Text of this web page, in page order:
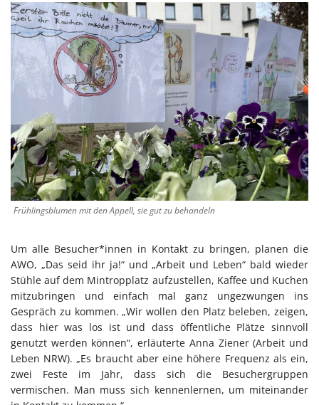
Frühlingsblumen mit den Appell, sie gut zu behandeln
Um alle Besucher*innen in Kontakt zu bringen, planen die
AWO, „Das seid ihr ja!“ und „Arbeit und Leben“ bald wieder
Stühle auf dem Mintropplatz aufzustellen, Kaffee und Kuchen
mitzubringen und einfach mal ganz ungezwungen ins
Gespräch zu kommen. „Wir wollen den Platz beleben, zeigen,
dass hier was los ist und dass öffentliche Plätze sinnvoll
genutzt werden können“, erläuterte Anna Ziener (Arbeit und
Leben NRW). „Es braucht aber eine höhere Frequenz als ein,
zwei Feste im Jahr, dass sich die Besuchergruppen
vermischen. Man muss sich kennenlernen, um miteinander